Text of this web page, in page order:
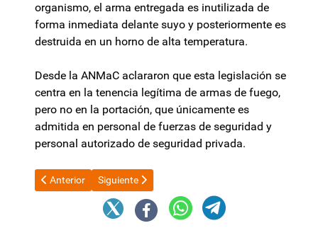
organismo, el arma entregada es inutilizada de
forma inmediata delante suyo y posteriormente es
destruida en un horno de alta temperatura.
Desde la ANMaC aclararon que esta legislación se
centra en la tenencia legítima de armas de fuego,
pero no en la portación, que únicamente es
admitida en personal de fuerzas de seguridad y
personal autorizado de seguridad privada.
Artículo anterior: El INDEC difunde este miércoles la actividad
Anterior Artículo siguiente: Valle Viejo: Municipio lleva a
Siguiente